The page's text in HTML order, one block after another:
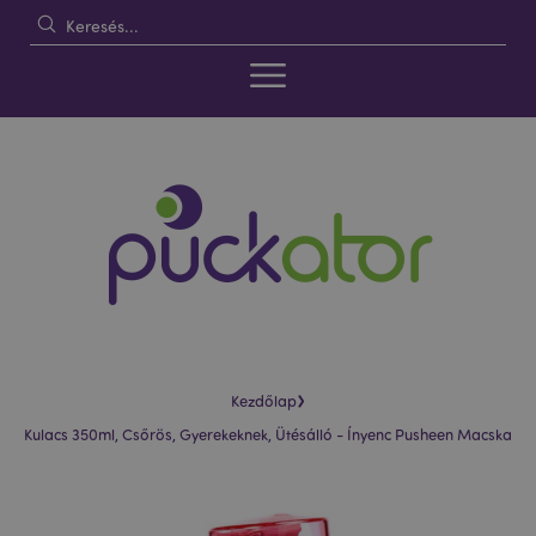
Kezdőlap›
Kulacs 350ml, Csőrös, Gyerekeknek, Ütésálló - Ínyenc Pusheen Macska